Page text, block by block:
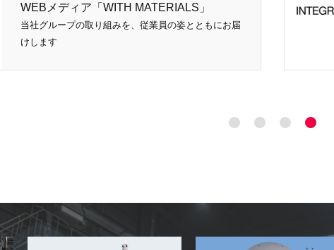
WEBメディア「WITH MATERIALS」
当社グループの取り組みを、従業員の姿とともにお届
けします